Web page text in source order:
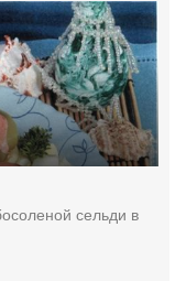
сельди в